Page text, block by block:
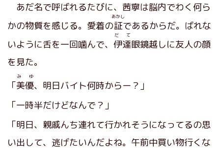
あだ名で呼ばれるたびに、茜寧は脳内でわく何ら
かの物質を感じる。愛着の証
あかし
であるからだ。ばれな
いように舌を一回噛んで、 伊達
だ て
眼鏡越しに友人の顔
を見た。
「美優
み ゆ
、明日バイト何時からー？」
「一時半だけどなんで？」
「明日、親戚んち連れて行かれそうになってるの思
い出して、逃げたいんだよね。午前中買い物行くな